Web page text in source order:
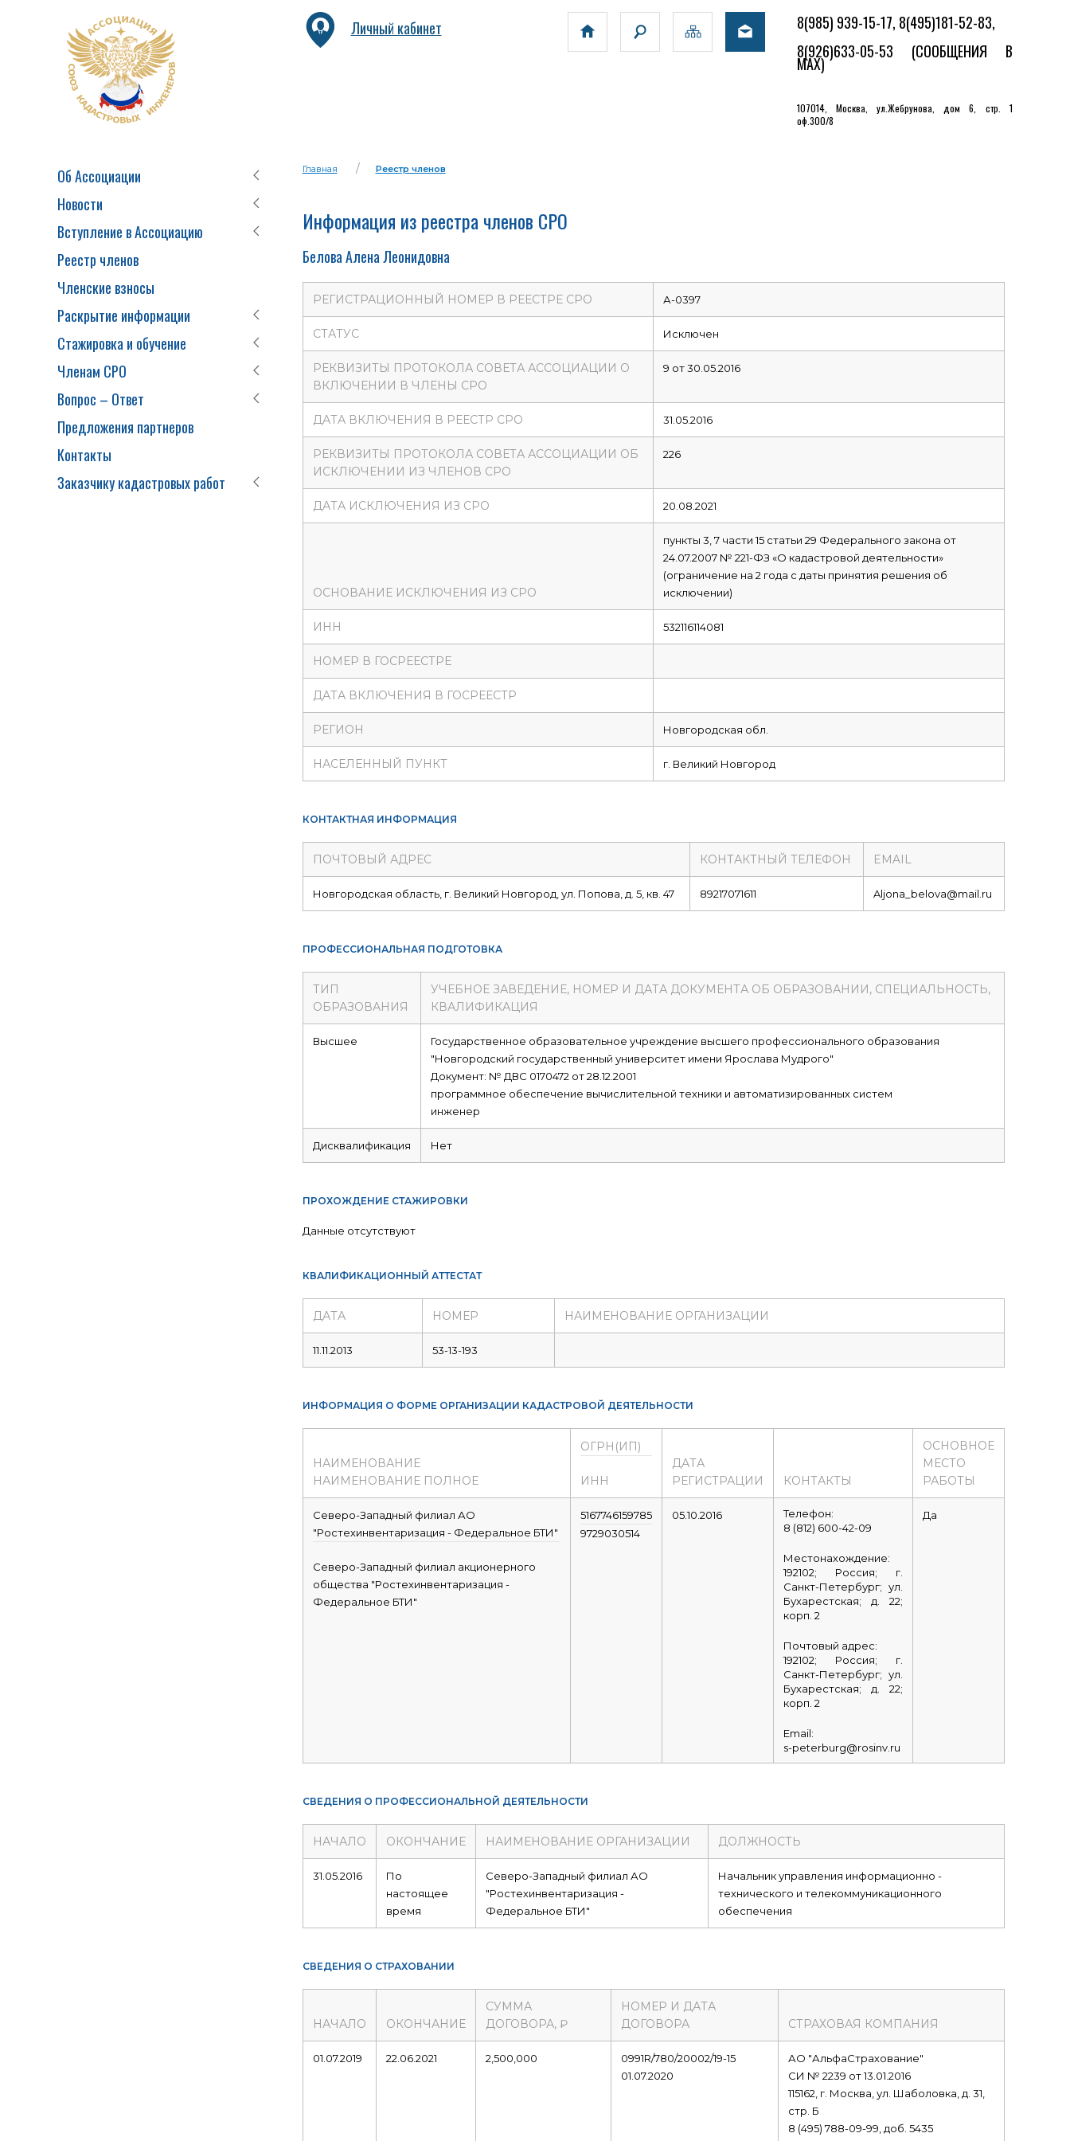
Об Ассоциации
Новости
Вступление в Ассоциацию
Реестр членов
Членские взносы
Раскрытие информации
Стажировка и обучение
Членам СРО
Вопрос – Ответ
Предложения партнеров
Контакты
Заказчику кадастровых работ
Личный кабинет
8(985) 939-15-17, 8(495)181-52-83,
8(926)633-05-53 (СООБЩЕНИЯ В
MAX)
107014, Москва, ул.Жебрунова, дом 6, стр. 1
оф.300/8
Главная Реестр членов
Информация из реестра членов СРО
Белова Алена Леонидовна
РЕГИСТРАЦИОННЫЙ НОМЕР В РЕЕСТРЕ СРО А-0397
СТАТУС Исключен
РЕКВИЗИТЫ ПРОТОКОЛА СОВЕТА АССОЦИАЦИИ О
ВКЛЮЧЕНИИ В ЧЛЕНЫ СРО
9 от 30.05.2016
ДАТА ВКЛЮЧЕНИЯ В РЕЕСТР СРО 31.05.2016
РЕКВИЗИТЫ ПРОТОКОЛА СОВЕТА АССОЦИАЦИИ ОБ
ИСКЛЮЧЕНИИ ИЗ ЧЛЕНОВ СРО
226
ДАТА ИСКЛЮЧЕНИЯ ИЗ СРО 20.08.2021
ОСНОВАНИЕ ИСКЛЮЧЕНИЯ ИЗ СРО
пункты 3, 7 части 15 статьи 29 Федерального закона от
24.07.2007 № 221-ФЗ «О кадастровой деятельности»
(ограничение на 2 года с даты принятия решения об
исключении)
ИНН 532116114081
НОМЕР В ГОСРЕЕСТРЕ
ДАТА ВКЛЮЧЕНИЯ В ГОСРЕЕСТР
РЕГИОН Новгородская обл.
НАСЕЛЕННЫЙ ПУНКТ г. Великий Новгород
КОНТАКТНАЯ ИНФОРМАЦИЯ
ПОЧТОВЫЙ АДРЕС КОНТАКТНЫЙ ТЕЛЕФОН EMAIL
Новгородская область, г. Великий Новгород, ул. Попова, д. 5, кв. 47 89217071611 Aljona_belova@mail.ru
ПРОФЕССИОНАЛЬНАЯ ПОДГОТОВКА
ТИП
ОБРАЗОВАНИЯ
УЧЕБНОЕ ЗАВЕДЕНИЕ, НОМЕР И ДАТА ДОКУМЕНТА ОБ ОБРАЗОВАНИИ, СПЕЦИАЛЬНОСТЬ,
КВАЛИФИКАЦИЯ
Высшее
Государственное образовательное учреждение высшего профессионального образования
"Новгородский государственный университет имени Ярослава Мудрого"
Документ: № ДВС 0170472 от 28.12.2001
программное обеспечение вычислительной техники и автоматизированных систем
инженер
Дисквалификация Нет
ПРОХОЖДЕНИЕ СТАЖИРОВКИ
Данные отсутствуют
КВАЛИФИКАЦИОННЫЙ АТТЕСТАТ
ДАТА НОМЕР НАИМЕНОВАНИЕ ОРГАНИЗАЦИИ
11.11.2013 53-13-193
ИНФОРМАЦИЯ О ФОРМЕ ОРГАНИЗАЦИИ КАДАСТРОВОЙ ДЕЯТЕЛЬНОСТИ
НАИМЕНОВАНИЕ
НАИМЕНОВАНИЕ ПОЛНОЕ
ОГРН(ИП)
ИНН
ДАТА
РЕГИСТРАЦИИ
КОНТАКТЫ
ОСНОВНОЕ
МЕСТО
РАБОТЫ
Северо-Западный филиал АО
"Ростехинвентаризация - Федеральное БТИ"
Северо-Западный филиал акционерного
общества "Ростехинвентаризация -
Федеральное БТИ"
5167746159785
9729030514
05.10.2016
Телефон:
8 (812) 600-42-09
Местонахождение:
192102; Россия; г.
Санкт-Петербург; ул.
Бухарестская; д. 22;
корп. 2
Почтовый адрес:
192102; Россия; г.
Санкт-Петербург; ул.
Бухарестская; д. 22;
корп. 2
Email:
s-peterburg@rosinv.ru
Да
СВЕДЕНИЯ О ПРОФЕССИОНАЛЬНОЙ ДЕЯТЕЛЬНОСТИ
НАЧАЛО ОКОНЧАНИЕ НАИМЕНОВАНИЕ ОРГАНИЗАЦИИ ДОЛЖНОСТЬ
31.05.2016
По
настоящее
время
Северо-Западный филиал АО
"Ростехинвентаризация -
Федеральное БТИ"
Начальник управления информационно -
технического и телекоммуникационного
обеспечения
СВЕДЕНИЯ О СТРАХОВАНИИ
НАЧАЛО ОКОНЧАНИЕ
СУММА
ДОГОВОРА, ₽
НОМЕР И ДАТА
ДОГОВОРА
СТРАХОВАЯ КОМПАНИЯ
01.07.2019 22.06.2021 2,500,000
0991R/780/20002/19-15
01.07.2020
АО "АльфаСтрахование"
СИ № 2239 от 13.01.2016
115162, г. Москва, ул. Шаболовка, д. 31,
стр. Б
8 (495) 788-09-99, доб. 5435